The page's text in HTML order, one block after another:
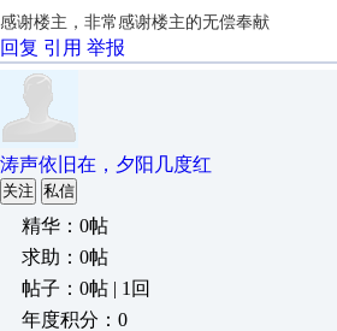
感谢楼主，非常感谢楼主的无偿奉献
回复 引用 举报
涛声依旧在，夕阳几度红
关注 私信
精华：0帖
求助：0帖
帖子：0帖 | 1回
年度积分：0